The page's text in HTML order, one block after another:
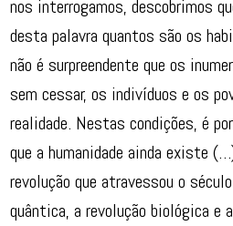
nos interrogamos, descobrimos
desta palavra quantos são os
não é surpreendente que os
sem cessar, os indivíduos e os
realidade. Nestas condições, é
que a humanidade ainda existe
revolução que atravessou o
quântica, a revolução biológica e